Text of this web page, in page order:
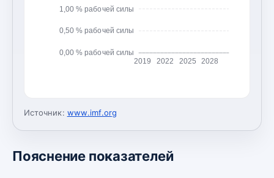
0,00 % рабочей силы
0,50 % рабочей силы
1,00 % рабочей силы
2019 2022 2025 2028
Источник: www.imf.org
Пояснение показателей